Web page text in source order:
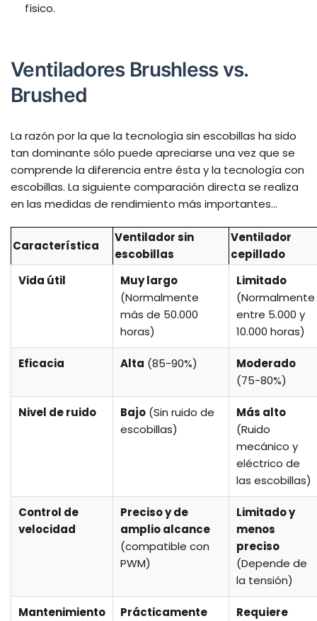
físico.
Ventiladores Brushless vs.
Brushed
La razón por la que la tecnología sin escobillas ha sido
tan dominante sólo puede apreciarse una vez que se
comprende la diferencia entre ésta y la tecnología con
escobillas. La siguiente comparación directa se realiza
en las medidas de rendimiento más importantes...
Característica
Ventilador sin
escobillas
Ventilador
cepillado
Vida útil
Muy largo
(Normalmente
más de 50.000
horas)
Limitado
(Normalmente
entre 5.000 y
10.000 horas)
Eficacia Alta (85-90%)
Moderado
(75-80%)
Nivel de ruido Bajo (Sin ruido de
escobillas)
Más alto
(Ruido
mecánico y
eléctrico de
las escobillas)
Control de
velocidad
Preciso y de
amplio alcance
(compatible con
PWM)
Limitado y
menos
preciso
(Depende de
la tensión)
Mantenimiento
Prácticamente
Requiere